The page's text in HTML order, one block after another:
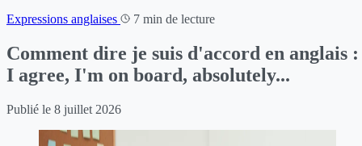
Expressions anglaises
7 min de lecture
Comment dire je suis d'accord en anglais :
I agree, I'm on board, absolutely...
Publié le 8 juillet 2026